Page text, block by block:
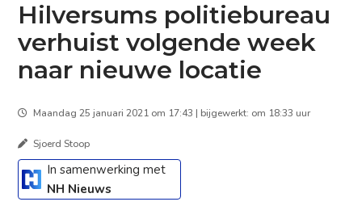
Hilversums politiebureau
verhuist volgende week
naar nieuwe locatie
Maandag 25 januari 2021 om 17:43 | bijgewerkt: om 18:33 uur
Sjoerd Stoop
In samenwerking met
NH Nieuws